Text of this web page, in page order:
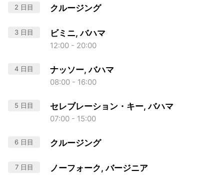
2 日目 クルージング
3 日目 ビミニ, バハマ
12:00 - 20:00
4 日目 ナッソー, バハマ
08:00 - 16:00
5 日目 セレブレーション・キー, バハマ
07:00 - 15:00
6 日目 クルージング
7 日目 ノーフォーク, バージニア